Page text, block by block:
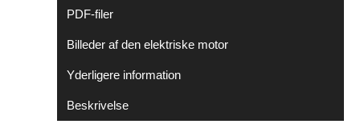
PDF-filer
Billeder af den elektriske motor
Yderligere information
Beskrivelse